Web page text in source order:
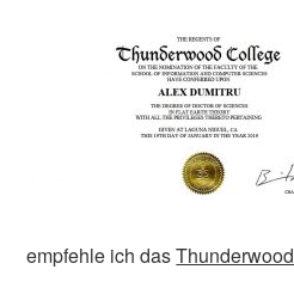
empfehle ich das